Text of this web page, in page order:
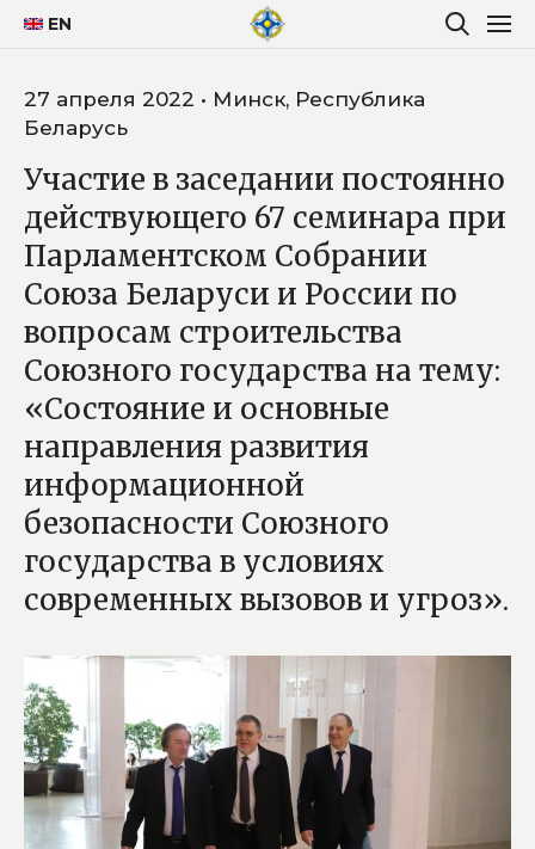
EN
27 апреля 2022 • Минск, Республика
Беларусь
Участие в заседании постоянно
действующего 67 семинара при
Парламентском Собрании
Союза Беларуси и России по
вопросам строительства
Союзного государства на тему:
«Состояние и основные
направления развития
информационной
безопасности Союзного
государства в условиях
современных вызовов и угроз».